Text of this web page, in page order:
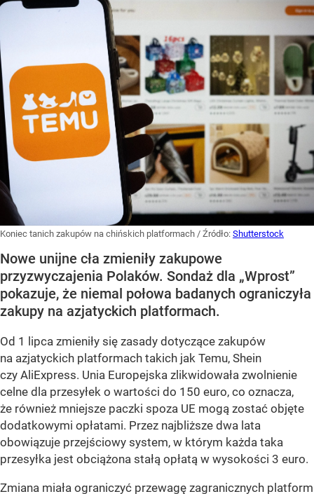
Koniec tanich zakupów na chińskich platformach / Źródło: Shutterstock
Nowe unijne cła zmieniły zakupowe
przyzwyczajenia Polaków. Sondaż dla „Wprost”
pokazuje, że niemal połowa badanych ograniczyła
zakupy na azjatyckich platformach.
Od 1 lipca zmieniły się zasady dotyczące zakupów
na azjatyckich platformach takich jak Temu, Shein
czy AliExpress. Unia Europejska zlikwidowała zwolnienie
celne dla przesyłek o wartości do 150 euro, co oznacza,
że również mniejsze paczki spoza UE mogą zostać objęte
dodatkowymi opłatami. Przez najbliższe dwa lata
obowiązuje przejściowy system, w którym każda taka
przesyłka jest obciążona stałą opłatą w wysokości 3 euro.
Zmiana miała ograniczyć przewagę zagranicznych platform